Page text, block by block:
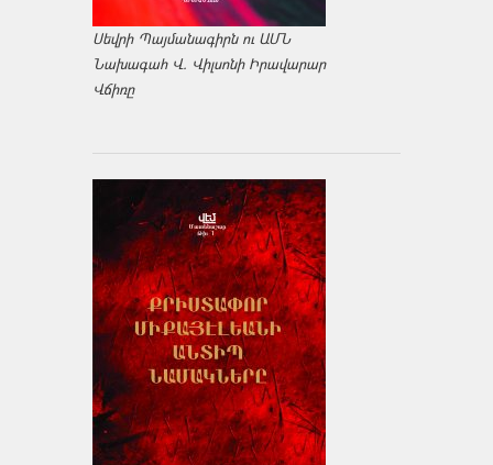
Սեվրի Պայմանագիրն ու ԱՄՆ
Նախագահ Վ. Վիլսոնի Իրավարար
Վճիռը